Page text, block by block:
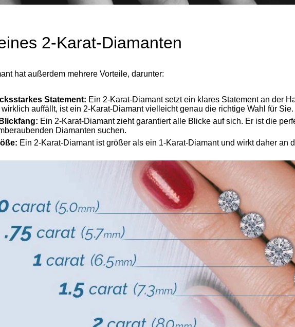
2-Karat-Diamanten
hat außerdem mehrere Vorteile, darunter:
Statement: Ein 2-Karat-Diamant setzt ein klares Statement an der
auffällt, ist ein 2-Karat-Diamant vielleicht genau die richtige Wahl für Sie.
Ein 2-Karat-Diamant zieht garantiert alle Blicke auf sich. Er ist die
Diamanten suchen.
Ein 2-Karat-Diamant ist größer als ein 1-Karat-Diamant und wirkt daher an